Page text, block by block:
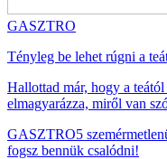
GASZTRO
Tényleg be lehet rúgni a
Hallottad már, hogy a
elmagyarázza, miről van
GASZTRO5
fogsz bennük csalódni!